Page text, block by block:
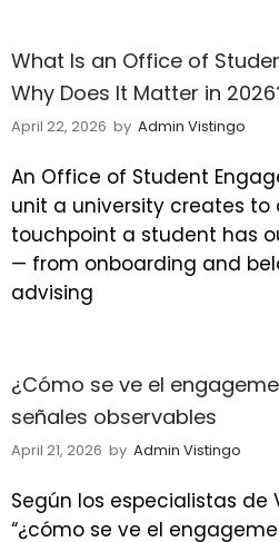
What Is an Office of
Why Does It Matter in
April 22, 2026 by Admin Vistingo
An Office of Student
unit a university creates
touchpoint a student has
— from onboarding and
advising
¿Cómo se ve el
señales observables
April 21, 2026 by Admin Vistingo
Según los especialistas de
“¿cómo se ve el